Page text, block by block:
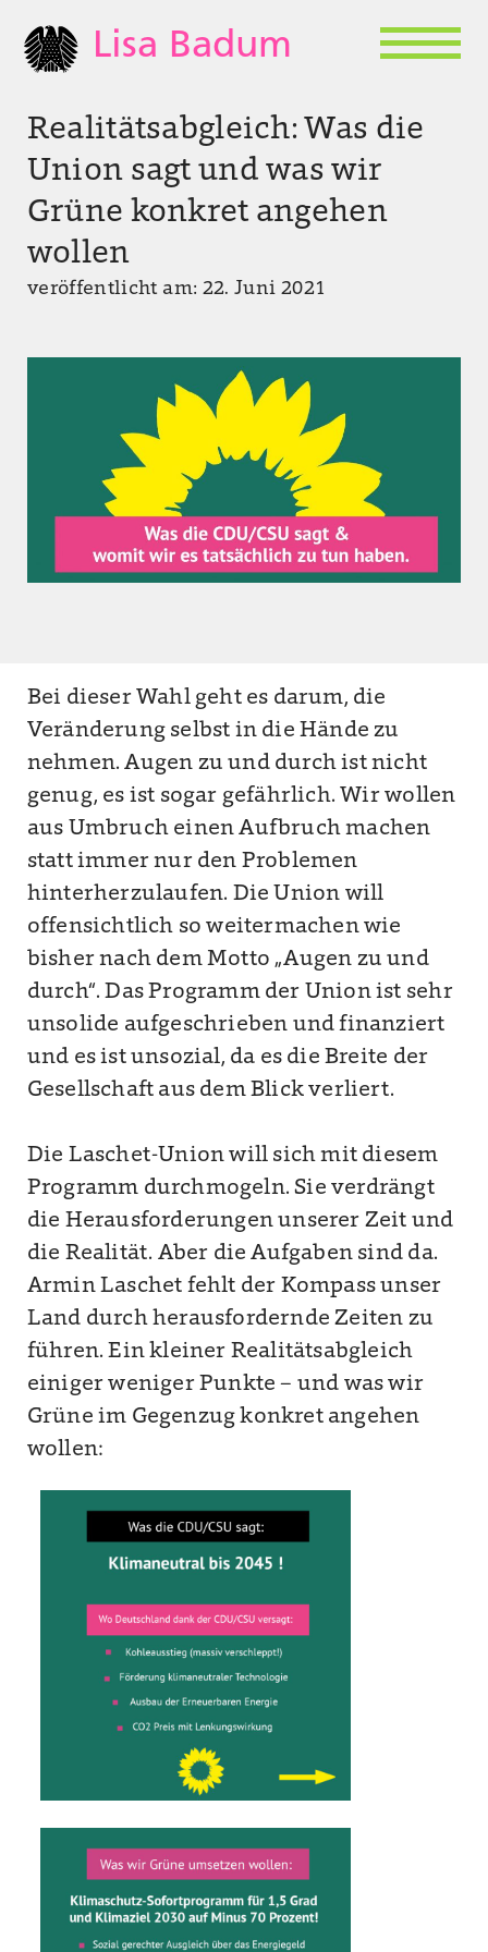
Lisa Badum
Realitätsabgleich: Was die
Union sagt und was wir
Grüne konkret angehen
wollen
veröffentlicht am: 22. Juni 2021
Bei dieser Wahl geht es darum, die
Veränderung selbst in die Hände zu
nehmen. Augen zu und durch ist nicht
genug, es ist sogar gefährlich. Wir wollen
aus Umbruch einen Aufbruch machen
statt immer nur den Problemen
hinterherzulaufen. Die Union will
offensichtlich so weitermachen wie
bisher nach dem Motto „Augen zu und
durch“. Das Programm der Union ist sehr
unsolide aufgeschrieben und finanziert
und es ist unsozial, da es die Breite der
Gesellschaft aus dem Blick verliert.
Die Laschet-Union will sich mit diesem
Programm durchmogeln. Sie verdrängt
die Herausforderungen unserer Zeit und
die Realität. Aber die Aufgaben sind da.
Armin Laschet fehlt der Kompass unser
Land durch herausfordernde Zeiten zu
führen. Ein kleiner Realitätsabgleich
einiger weniger Punkte – und was wir
Grüne im Gegenzug konkret angehen
wollen: